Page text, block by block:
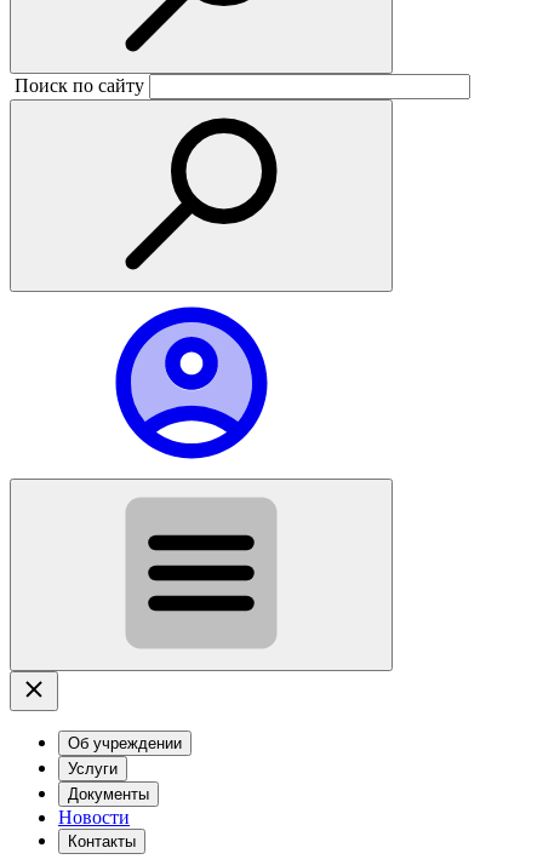
Поиск по сайту
Об учреждении
Услуги
Документы
Новости
Контакты